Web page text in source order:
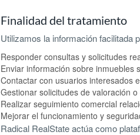
Finalidad del tratamiento
Utilizamos la información facilitada
Responder consultas y solicitudes
Enviar información sobre inmuebles
Contactar con usuarios interesados
Gestionar solicitudes de valoración o
Realizar seguimiento comercial
Mejorar el funcionamiento y
Radical RealState actúa como